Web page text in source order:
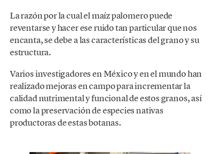
La razón por la cual el maíz palomero puede
reventarse y hacer ese ruido tan particular que nos
encanta, se debe a las características del grano y su
estructura.
Varios investigadores en México y en el mundo han
realizado mejoras en campo para incrementar la
calidad nutrimental y funcional de estos granos, así
como la preservación de especies nativas
productoras de estas botanas.